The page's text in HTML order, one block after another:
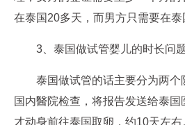
在泰国20多天，而男方只需要在泰
3、泰国做试管婴儿的时长问
泰国做试管的话主要分为两个
国内醫院检查，将报告发送给泰
才动身前往泰国取卵，约10天左